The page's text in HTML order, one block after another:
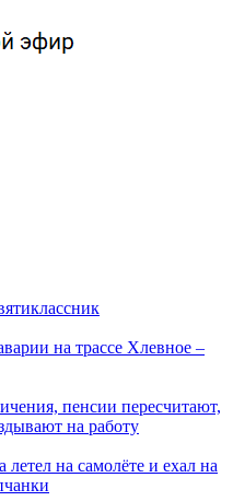
на трассе Хлевное –
пенсии пересчитают,
на работу
на самолёте и ехал на